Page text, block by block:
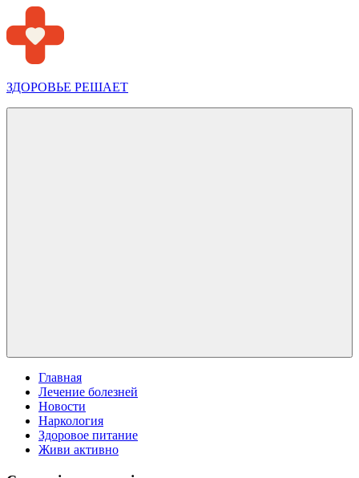
Перейти
к
содержимому
ЗДОРОВЬЕ РЕШАЕТ
Главная
Лечение болезней
Новости
Наркология
Здоровое питание
Живи активно